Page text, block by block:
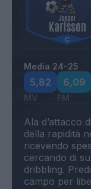
Media 24-25
5,82
MV
6,09
FM
Ala d’attacco
della rapidità
ricevendo
cercando di
dribbling.
campo per